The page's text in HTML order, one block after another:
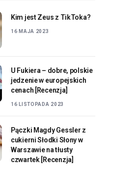
Kim jest Zeus z TikToka?
16 MAJA 2023
U Fukiera – dobre, polskie
jedzenie w europejskich
cenach [Recenzja]
16 LISTOPADA 2023
Pączki Magdy Gessler z
cukierni Słodki Słony w
Warszawie na tłusty
czwartek [Recenzja]